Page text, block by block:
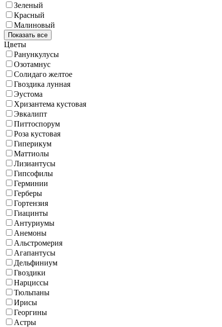
Зеленый
Красный
Малиновый
Показать все
Цветы
Ранункулусы
Озотамнус
Солидаго желтое
Гвоздика лунная
Эустома
Хризантема кустовая
Эвкалипт
Питтоспорум
Роза кустовая
Гиперикум
Маттиолы
Лизиантусы
Гипсофилы
Герминии
Герберы
Гортензия
Гиацинты
Антуриумы
Анемоны
Альстромерия
Агапантусы
Дельфиниум
Гвоздики
Нарциссы
Тюльпаны
Ирисы
Георгины
Астры